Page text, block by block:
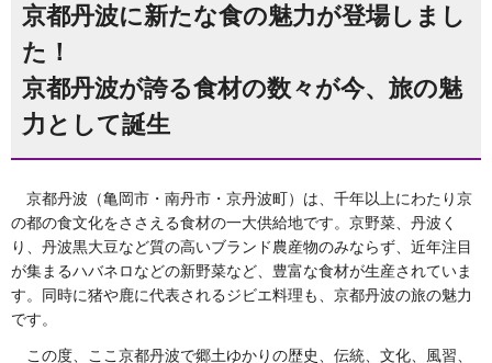
京都丹波に新たな食の魅力が登場しまし
た！
京都丹波が誇る食材の数々が今、旅の魅
力として誕生
京都丹波（亀岡市・南丹市・京丹波町）は、千年以上にわたり京
の都の食文化をささえる食材の一大供給地です。京野菜、丹波く
り、丹波黒大豆など質の高いブランド農産物のみならず、近年注目
が集まるハバネロなどの新野菜など、豊富な食材が生産されていま
す。同時に猪や鹿に代表されるジビエ料理も、京都丹波の旅の魅力
です。
この度、ここ京都丹波で郷土ゆかりの歴史、伝統、文化、風習、